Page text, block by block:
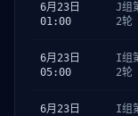
6月23日
01:00
J组
2轮
6月23日
05:00
I组
2轮
6月23日
I组